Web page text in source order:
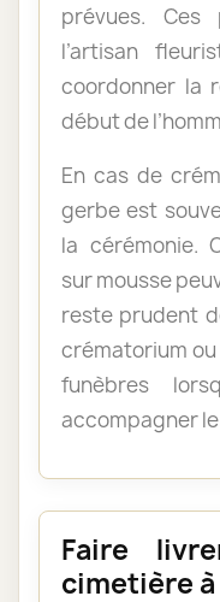
prévues. Ces
l’artisan
coordonner la
début de
En cas de
gerbe est
la cérémonie.
sur mousse
reste prudent
crématorium
funèbres
accompagner
Faire
cimetière à